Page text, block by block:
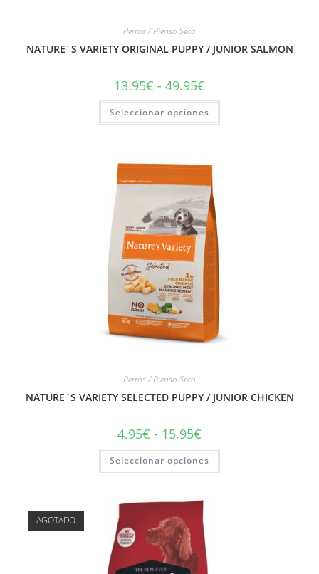
Perros / Pienso Seco
NATURE´S VARIETY ORIGINAL PUPPY / JUNIOR SALMON
13.95€ - 49.95€
Seleccionar opciones
Perros / Pienso Seco
NATURE´S VARIETY SELECTED PUPPY / JUNIOR CHICKEN
4.95€ - 15.95€
Seleccionar opciones
AGOTADO